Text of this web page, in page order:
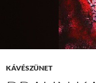
KÁVÉSZÜNET